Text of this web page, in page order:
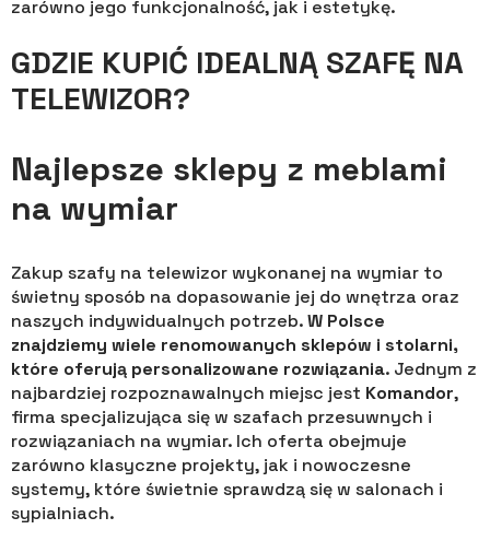
zarówno jego funkcjonalność, jak i estetykę.
GDZIE KUPIĆ IDEALNĄ SZAFĘ NA
TELEWIZOR?
Najlepsze sklepy z meblami
na wymiar
Zakup szafy na telewizor wykonanej na wymiar to
świetny sposób na dopasowanie jej do wnętrza oraz
naszych indywidualnych potrzeb.W Polsce
znajdziemy wiele renomowanych sklepów i stolarni,
które oferują personalizowane rozwiązania. Jednym z
najbardziej rozpoznawalnych miejsc jest Komandor,
firma specjalizująca się w szafach przesuwnych i
rozwiązaniach na wymiar. Ich oferta obejmuje
zarówno klasyczne projekty, jak i nowoczesne
systemy, które świetnie sprawdzą się w salonach i
sypialniach.